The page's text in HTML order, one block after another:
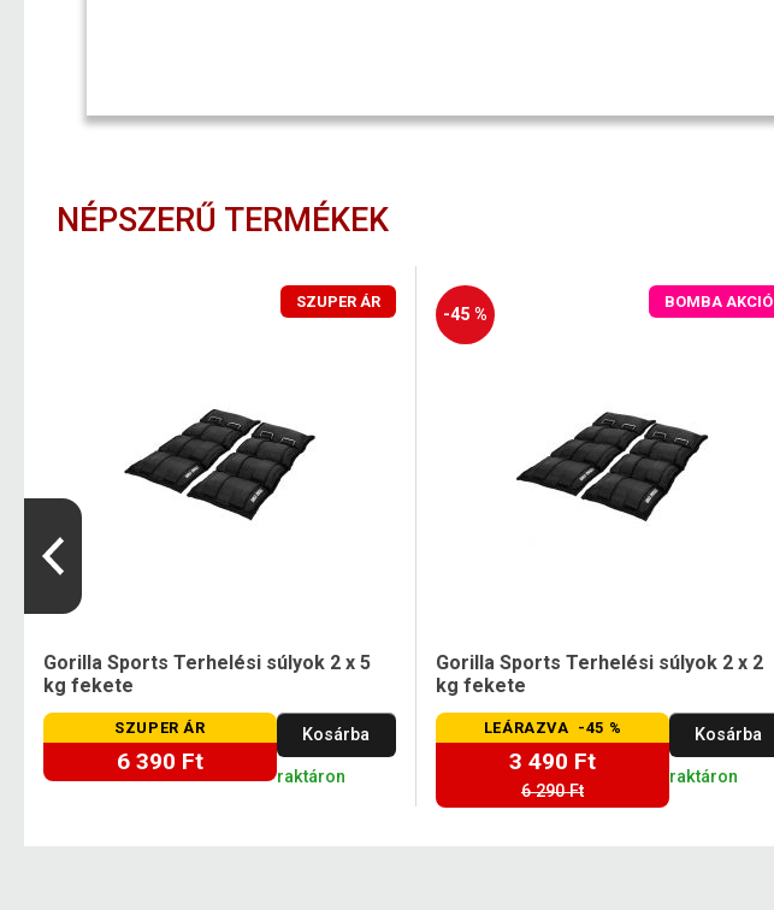
NÉPSZERŰ TERMÉKEK
SZUPER ÁR
Gorilla Sports Terhelési súlyok 2 x 5
kg fekete
SZUPER ÁR
6 390 Ft
Kosárba
raktáron
-45 %
BOMBA AKCIÓ
Gorilla Sports Terhelési súlyok 2 x 2
kg fekete
LEÁRAZVA -45 %
3 490 Ft
6 290 Ft
Kosárba
raktáron